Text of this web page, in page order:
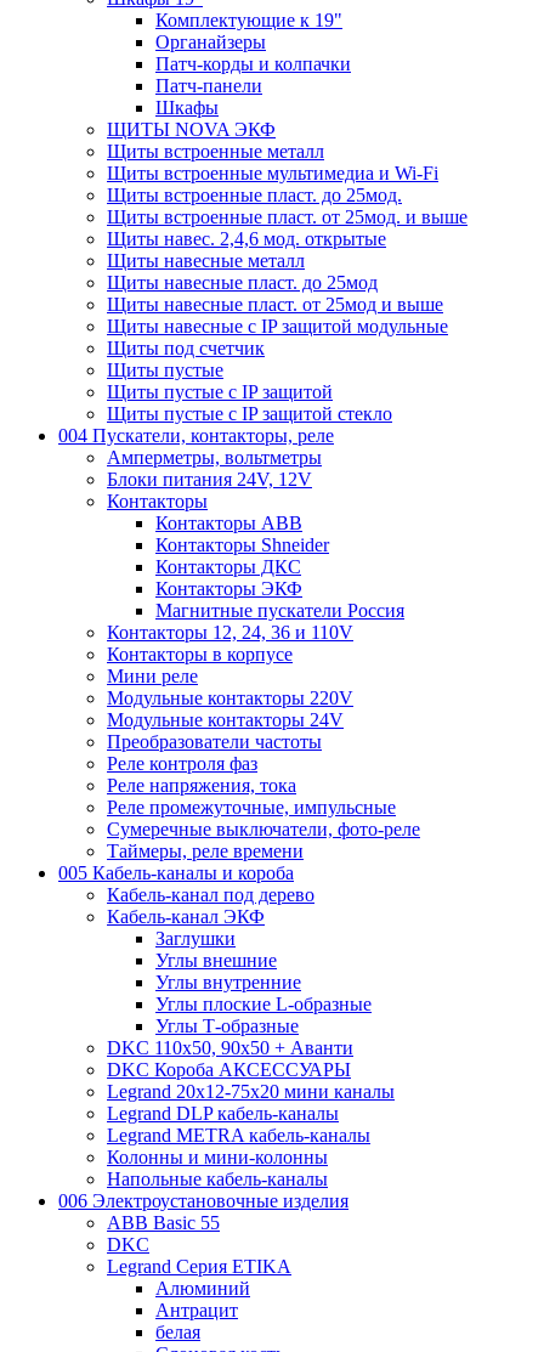
Комплектующие к 19"
Органайзеры
Патч-корды и колпачки
Патч-панели
Шкафы
ЩИТЫ NOVA ЭКФ
Щиты встроенные металл
Щиты встроенные мультимедиа и Wi-Fi
Щиты встроенные пласт. до 25мод.
Щиты встроенные пласт. от 25мод. и выше
Щиты навес. 2,4,6 мод. открытые
Щиты навесные металл
Щиты навесные пласт. до 25мод
Щиты навесные пласт. от 25мод и выше
Щиты навесные с IP защитой модульные
Щиты под счетчик
Щиты пустые
Щиты пустые с IP защитой
Щиты пустые с IP защитой стекло
004 Пускатели, контакторы, реле
Амперметры, вольтметры
Блоки питания 24V, 12V
Контакторы
Контакторы ABB
Контакторы Shneider
Контакторы ДКС
Контакторы ЭКФ
Магнитные пускатели Россия
Контакторы 12, 24, 36 и 110V
Контакторы в корпусе
Мини реле
Модульные контакторы 220V
Модульные контакторы 24V
Преобразователи частоты
Реле контроля фаз
Реле напряжения, тока
Реле промежуточные, импульсные
Сумеречные выключатели, фото-реле
Таймеры, реле времени
005 Кабель-каналы и короба
Кабель-канал под дерево
Кабель-канал ЭКФ
Заглушки
Углы внешние
Углы внутренние
Углы плоские L-образные
Углы Т-образные
DKC 110х50, 90х50 + Аванти
DKC Короба АКСЕССУАРЫ
Legrand 20х12-75х20 мини каналы
Legrand DLP кабель-каналы
Legrand METRA кабель-каналы
Колонны и мини-колонны
Напольные кабель-каналы
006 Электроустановочные изделия
ABB Basic 55
DKC
Legrand Серия ETIKA
Алюминий
Антрацит
белая